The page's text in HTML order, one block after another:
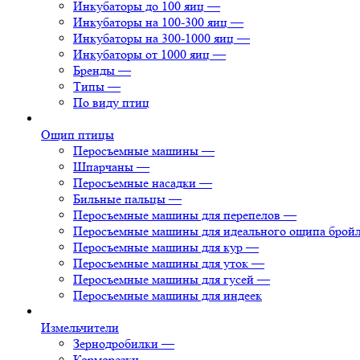
Инкубаторы до 100 яиц —
Инкубаторы на 100-300 яиц —
Инкубаторы на 300-1000 яиц —
Инкубаторы от 1000 яиц —
Бренды —
Типы —
По виду птиц
Ощип птицы
Перосъемные машины —
Шпарчаны —
Перосъемные насадки —
Бильные пальцы —
Перосъемные машины для перепелов —
Перосъемные машины для идеального ощипа
Перосъемные машины для кур —
Перосъемные машины для уток —
Перосъемные машины для гусей —
Перосъемные машины для индеек
Измельчители
Зернодробилки —